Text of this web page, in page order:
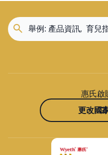
雲林縣斗六市雲林路二
05-5331515
大樹嘉義大林
05-2641800
惠氏啟
更改國